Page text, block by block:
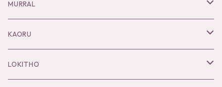
Necklace
Pierce
Bracelet／Bangle
MURRAL
Outer
Tops
KAORU
Necklace
LOKITHO